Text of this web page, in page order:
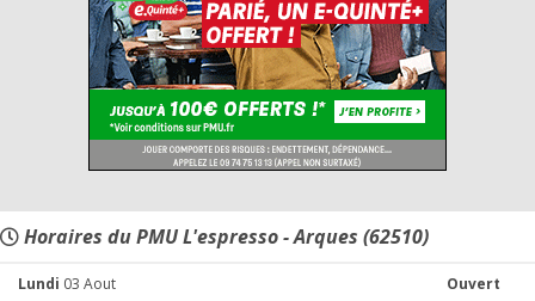
Horaires du PMU L'espresso - Arques (62510)
Lundi 03 Aout Ouvert